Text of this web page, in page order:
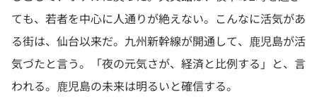
ても、若者を中心に人通りが絶えない。こんなに活気があ
る街は、仙台以来だ。九州新幹線が開通して、鹿児島が活
気づたと言う。「夜の元気さが、経済と比例する」と、言
われる。鹿児島の未来は明るいと確信する。